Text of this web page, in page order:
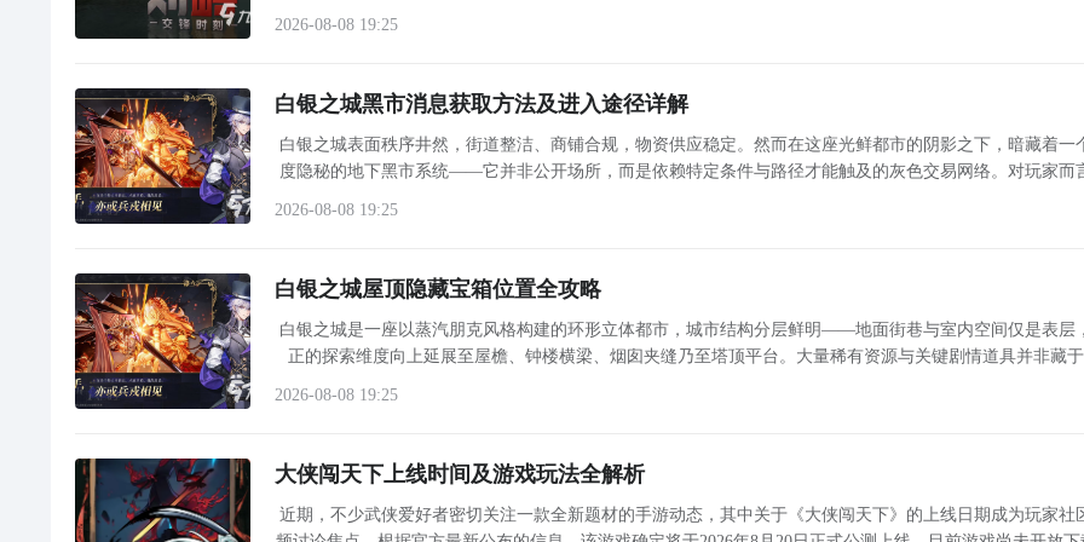
2026-08-08 19:25
白银之城黑市消息获取方法及进入途径详解
白银之城表面秩序井然，街道整洁、商铺合规，物资供应稳定。然而在这座光鲜都市的阴影之下，暗藏着一
度隐秘的地下黑市系统——它并非公开场所，而是依赖特定条件与路径才能触及的灰色交易网络。对玩家而
2026-08-08 19:25
白银之城屋顶隐藏宝箱位置全攻略
白银之城是一座以蒸汽朋克风格构建的环形立体都市，城市结构分层鲜明——地面街巷与室内空间仅是表层
正的探索维度向上延展至屋檐、钟楼横梁、烟囱夹缝乃至塔顶平台。大量稀有资源与关键剧情道具并非藏
2026-08-08 19:25
大侠闯天下上线时间及游戏玩法全解析
近期，不少武侠爱好者密切关注一款全新题材的手游动态，其中关于《大侠闯天下》的上线日期成为玩家社